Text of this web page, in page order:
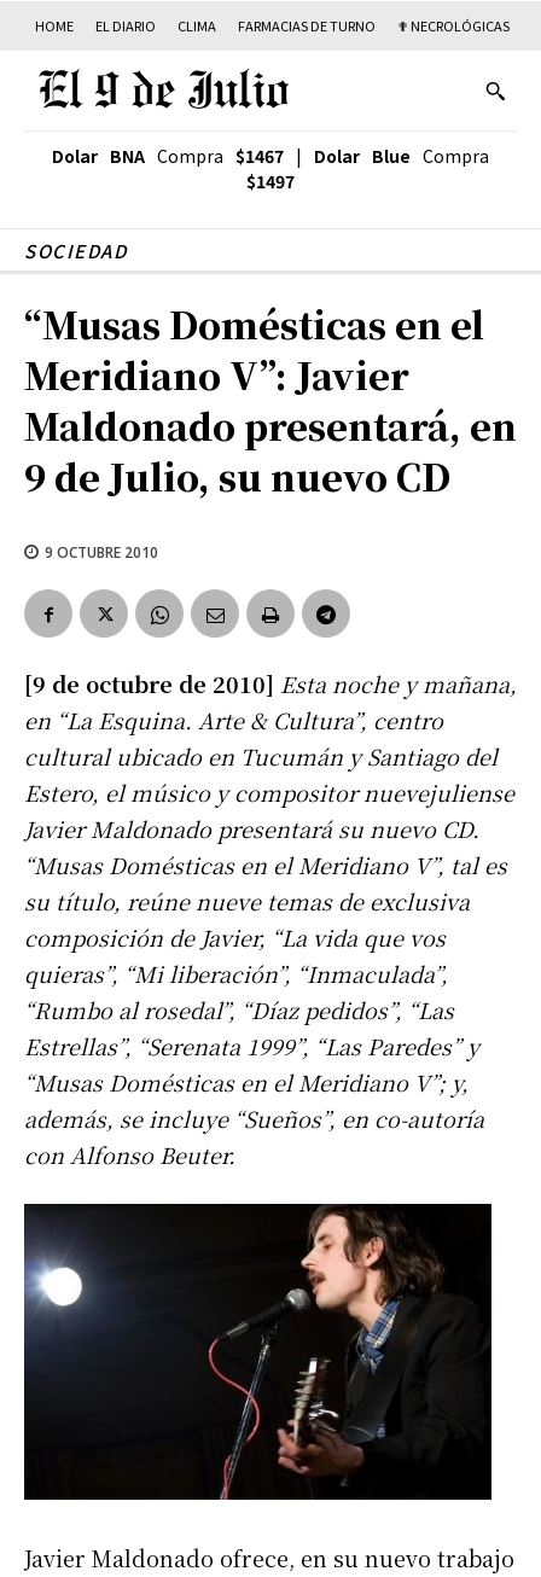
HOME EL DIARIO CLIMA FARMACIAS DE TURNO ✟ NECROLÓGICAS
Dolar BNA Compra $1467 | Dolar Blue Compra
$1497
SOCIEDAD
“Musas Domésticas en el
Meridiano V”: Javier
Maldonado presentará, en
9 de Julio, su nuevo CD
9 OCTUBRE 2010
[9 de octubre de 2010] Esta noche y mañana,
en “La Esquina. Arte & Cultura”, centro
cultural ubicado en Tucumán y Santiago del
Estero, el músico y compositor nuevejuliense
Javier Maldonado presentará su nuevo CD.
“Musas Domésticas en el Meridiano V”, tal es
su título, reúne nueve temas de exclusiva
composición de Javier, “La vida que vos
quieras”, “Mi liberación”, “Inmaculada”,
“Rumbo al rosedal”, “Díaz pedidos”, “Las
Estrellas”, “Serenata 1999”, “Las Paredes” y
“Musas Domésticas en el Meridiano V”; y,
además, se incluye “Sueños”, en co-autoría
con Alfonso Beuter.
Javier Maldonado ofrece, en su nuevo trabajo